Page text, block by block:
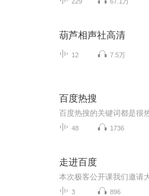
葫芦相声社高清
12 7.5万
百度热搜
48 1736
走进百度
3 896